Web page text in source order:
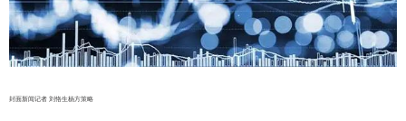
封面新闻记者 刘恪生杨方策略